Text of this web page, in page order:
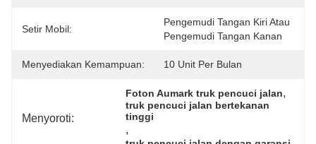
Setir Mobil:
Pengemudi Tangan Kiri Atau
Pengemudi Tangan Kanan
Menyediakan Kemampuan: 10 Unit Per Bulan
Menyoroti:
Foton Aumark truk pencuci jalan,
truk pencuci jalan bertekanan
tinggi
,